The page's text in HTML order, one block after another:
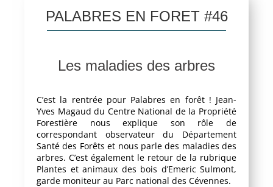
PALABRES EN FORET #46
Les maladies des arbres
C’est la rentrée pour Palabres en forêt ! Jean-
Yves Magaud du Centre National de la Propriété
Forestière nous explique son rôle de
correspondant observateur du Département
Santé des Forêts et nous parle des maladies des
arbres. C’est également le retour de la rubrique
Plantes et animaux des bois d’Emeric Sulmont,
garde moniteur au Parc national des Cévennes.